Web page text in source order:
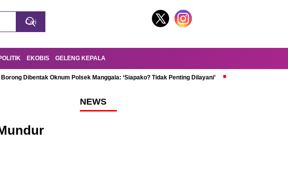
EKOBIS GELENG KEPALA
Dibentak Oknum Polsek Manggala: ‘Siapako? Tidak Penting Dilayani’
NEWS